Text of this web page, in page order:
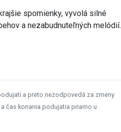
spomienky, vyvolá silné
a nezabudnuteľných melódií.
a preto nezodpovedá za zmeny
čas konania podujatia priamo u